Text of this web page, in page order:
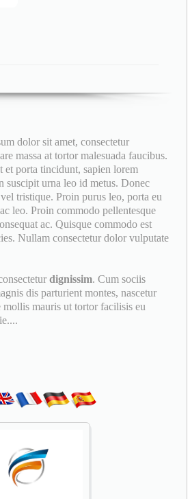
dolor sit amet, consectetur
massa at tortor malesuada faucibus.
et porta tincidunt, sapien lorem
suscipit urna leo id metus. Donec
tristique. Proin purus leo, porta eu
leo. Proin commodo pellentesque
ac. Quisque commodo est
Nullam consectetur dolor vulputate
dignissim. Cum sociis
dis parturient montes, nascetur
mauris ut tortor facilisis eu